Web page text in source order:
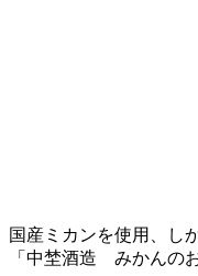
国産ミカンを使用、し
「中埜酒造 みかんの